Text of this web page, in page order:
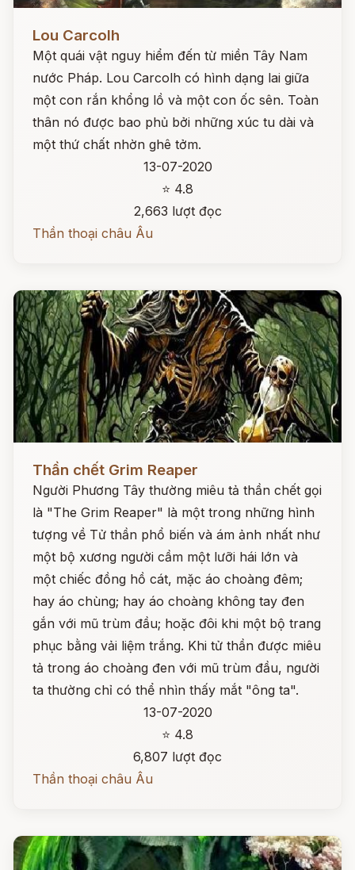
Lou Carcolh
Một quái vật nguy hiểm đến từ miền Tây Nam
nước Pháp. Lou Carcolh có hình dạng lai giữa
một con rắn khổng lồ và một con ốc sên. Toàn
thân nó được bao phủ bởi những xúc tu dài và
một thứ chất nhờn ghê tởm.
13-07-2020
⭐ 4.8
2,663 lượt đọc
Thần thoại châu Âu
Đọc ngay
Thần chết Grim Reaper
Người Phương Tây thường miêu tả thần chết gọi
là "The Grim Reaper" là một trong những hình
tượng về Tử thần phổ biến và ám ảnh nhất như
một bộ xương người cầm một lưỡi hái lớn và
một chiếc đồng hồ cát, mặc áo choàng đêm;
hay áo chùng; hay áo choàng không tay đen
gắn với mũ trùm đầu; hoặc đôi khi một bộ trang
phục bằng vải liệm trắng. Khi tử thần được miêu
tả trong áo choàng đen với mũ trùm đầu, người
ta thường chỉ có thể nhìn thấy mắt "ông ta".
13-07-2020
⭐ 4.8
6,807 lượt đọc
Thần thoại châu Âu